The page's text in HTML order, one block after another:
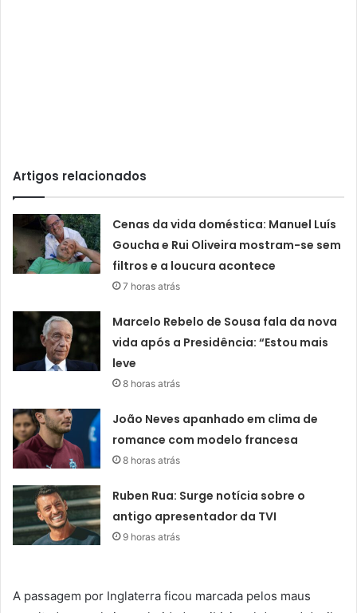
Artigos relacionados
Cenas da vida doméstica: Manuel Luís
Goucha e Rui Oliveira mostram-se sem
filtros e a loucura acontece
7 horas atrás
Marcelo Rebelo de Sousa fala da nova
vida após a Presidência: “Estou mais
leve
8 horas atrás
João Neves apanhado em clima de
romance com modelo francesa
8 horas atrás
Ruben Rua: Surge notícia sobre o
antigo apresentador da TVI
9 horas atrás
A passagem por Inglaterra ficou marcada pelos maus